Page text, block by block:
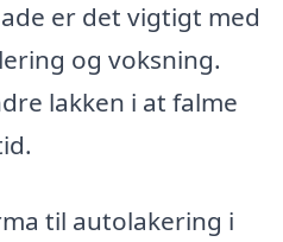
er det vigtigt med
og voksning.
lakken i at falme
til autolakering i